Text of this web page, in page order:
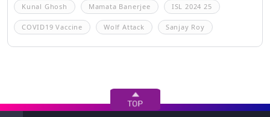
Kunal Ghosh Mamata Banerjee ISL 2024 25
COVID19 Vaccine Wolf Attack Sanjay Roy